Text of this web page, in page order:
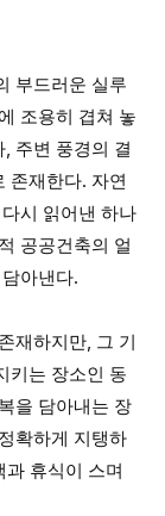
부드러운 실루
조용히 겹쳐 놓
주변 풍경의 결
존재한다. 자연
시 읽어낸 하나
공공건축의 얼
아낸다.
재하지만, 그 기
키는 장소인 동
을 담아내는 장
확하게 지탱하
휴식이 스며